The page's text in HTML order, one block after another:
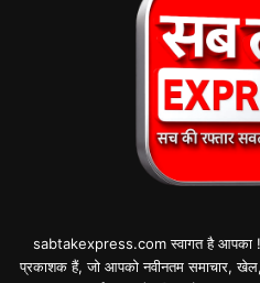
sabtakexpress.com स्वागत है आपका !
प्रकाशक हैं, जो आपको नवीनतम समाचार,